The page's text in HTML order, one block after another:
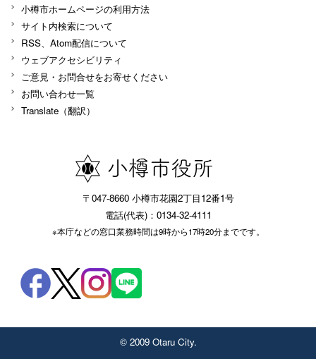
小樽市ホームページの利用方法
サイト内検索について
RSS、Atom配信について
ウェブアクセシビリティ
ご意見・お問合せをお寄せください
お問い合わせ一覧
Translate（翻訳）
〒047-8660 小樽市花園2丁目12番1号
電話(代表)：0134-32-4111
※本庁などの窓口業務時間は9時から17時20分までです。
© 2009 Otaru City.